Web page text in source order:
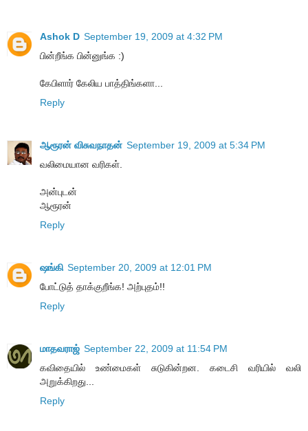
Ashok D September 19, 2009 at 4:32 PM
பின்றீங்க பின்னுங்க :)
கேபிளார் கேலிய பாத்திங்களா...
Reply
ஆரூரன் விசுவநாதன் September 19, 2009 at 5:34 PM
வலிமையான வரிகள்.
அன்புடன்
ஆரூரன்
Reply
ஷங்கி September 20, 2009 at 12:01 PM
போட்டுத் தாக்குறீங்க! அற்புதம்!!
Reply
மாதவராஜ் September 22, 2009 at 11:54 PM
கவிதையில் உண்மைகள் சுடுகின்றன. கடைசி வரியில் வலி
அறுக்கிறது...
Reply